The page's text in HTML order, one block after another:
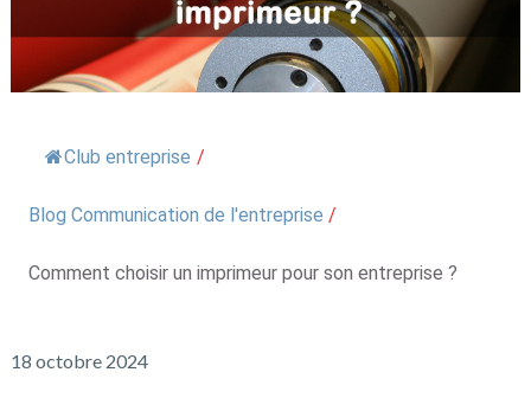
Club entreprise /
Blog Communication de l'entreprise /
Comment choisir un imprimeur pour son entreprise ?
18 octobre 2024